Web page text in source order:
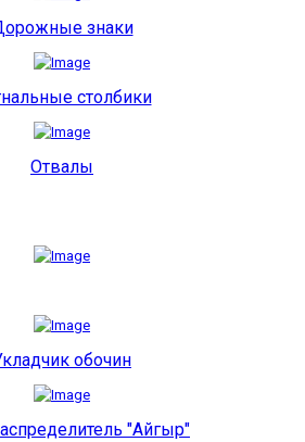
знаки
столбики
Отвалы
обочин
"Айгыр"